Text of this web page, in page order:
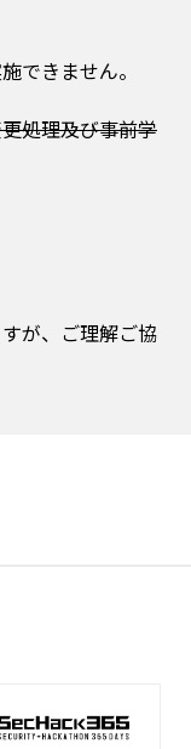
できません。
処理及び事前学
が、ご理解ご協